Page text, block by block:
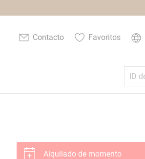
Contacto Favoritos
Alquilado de momento